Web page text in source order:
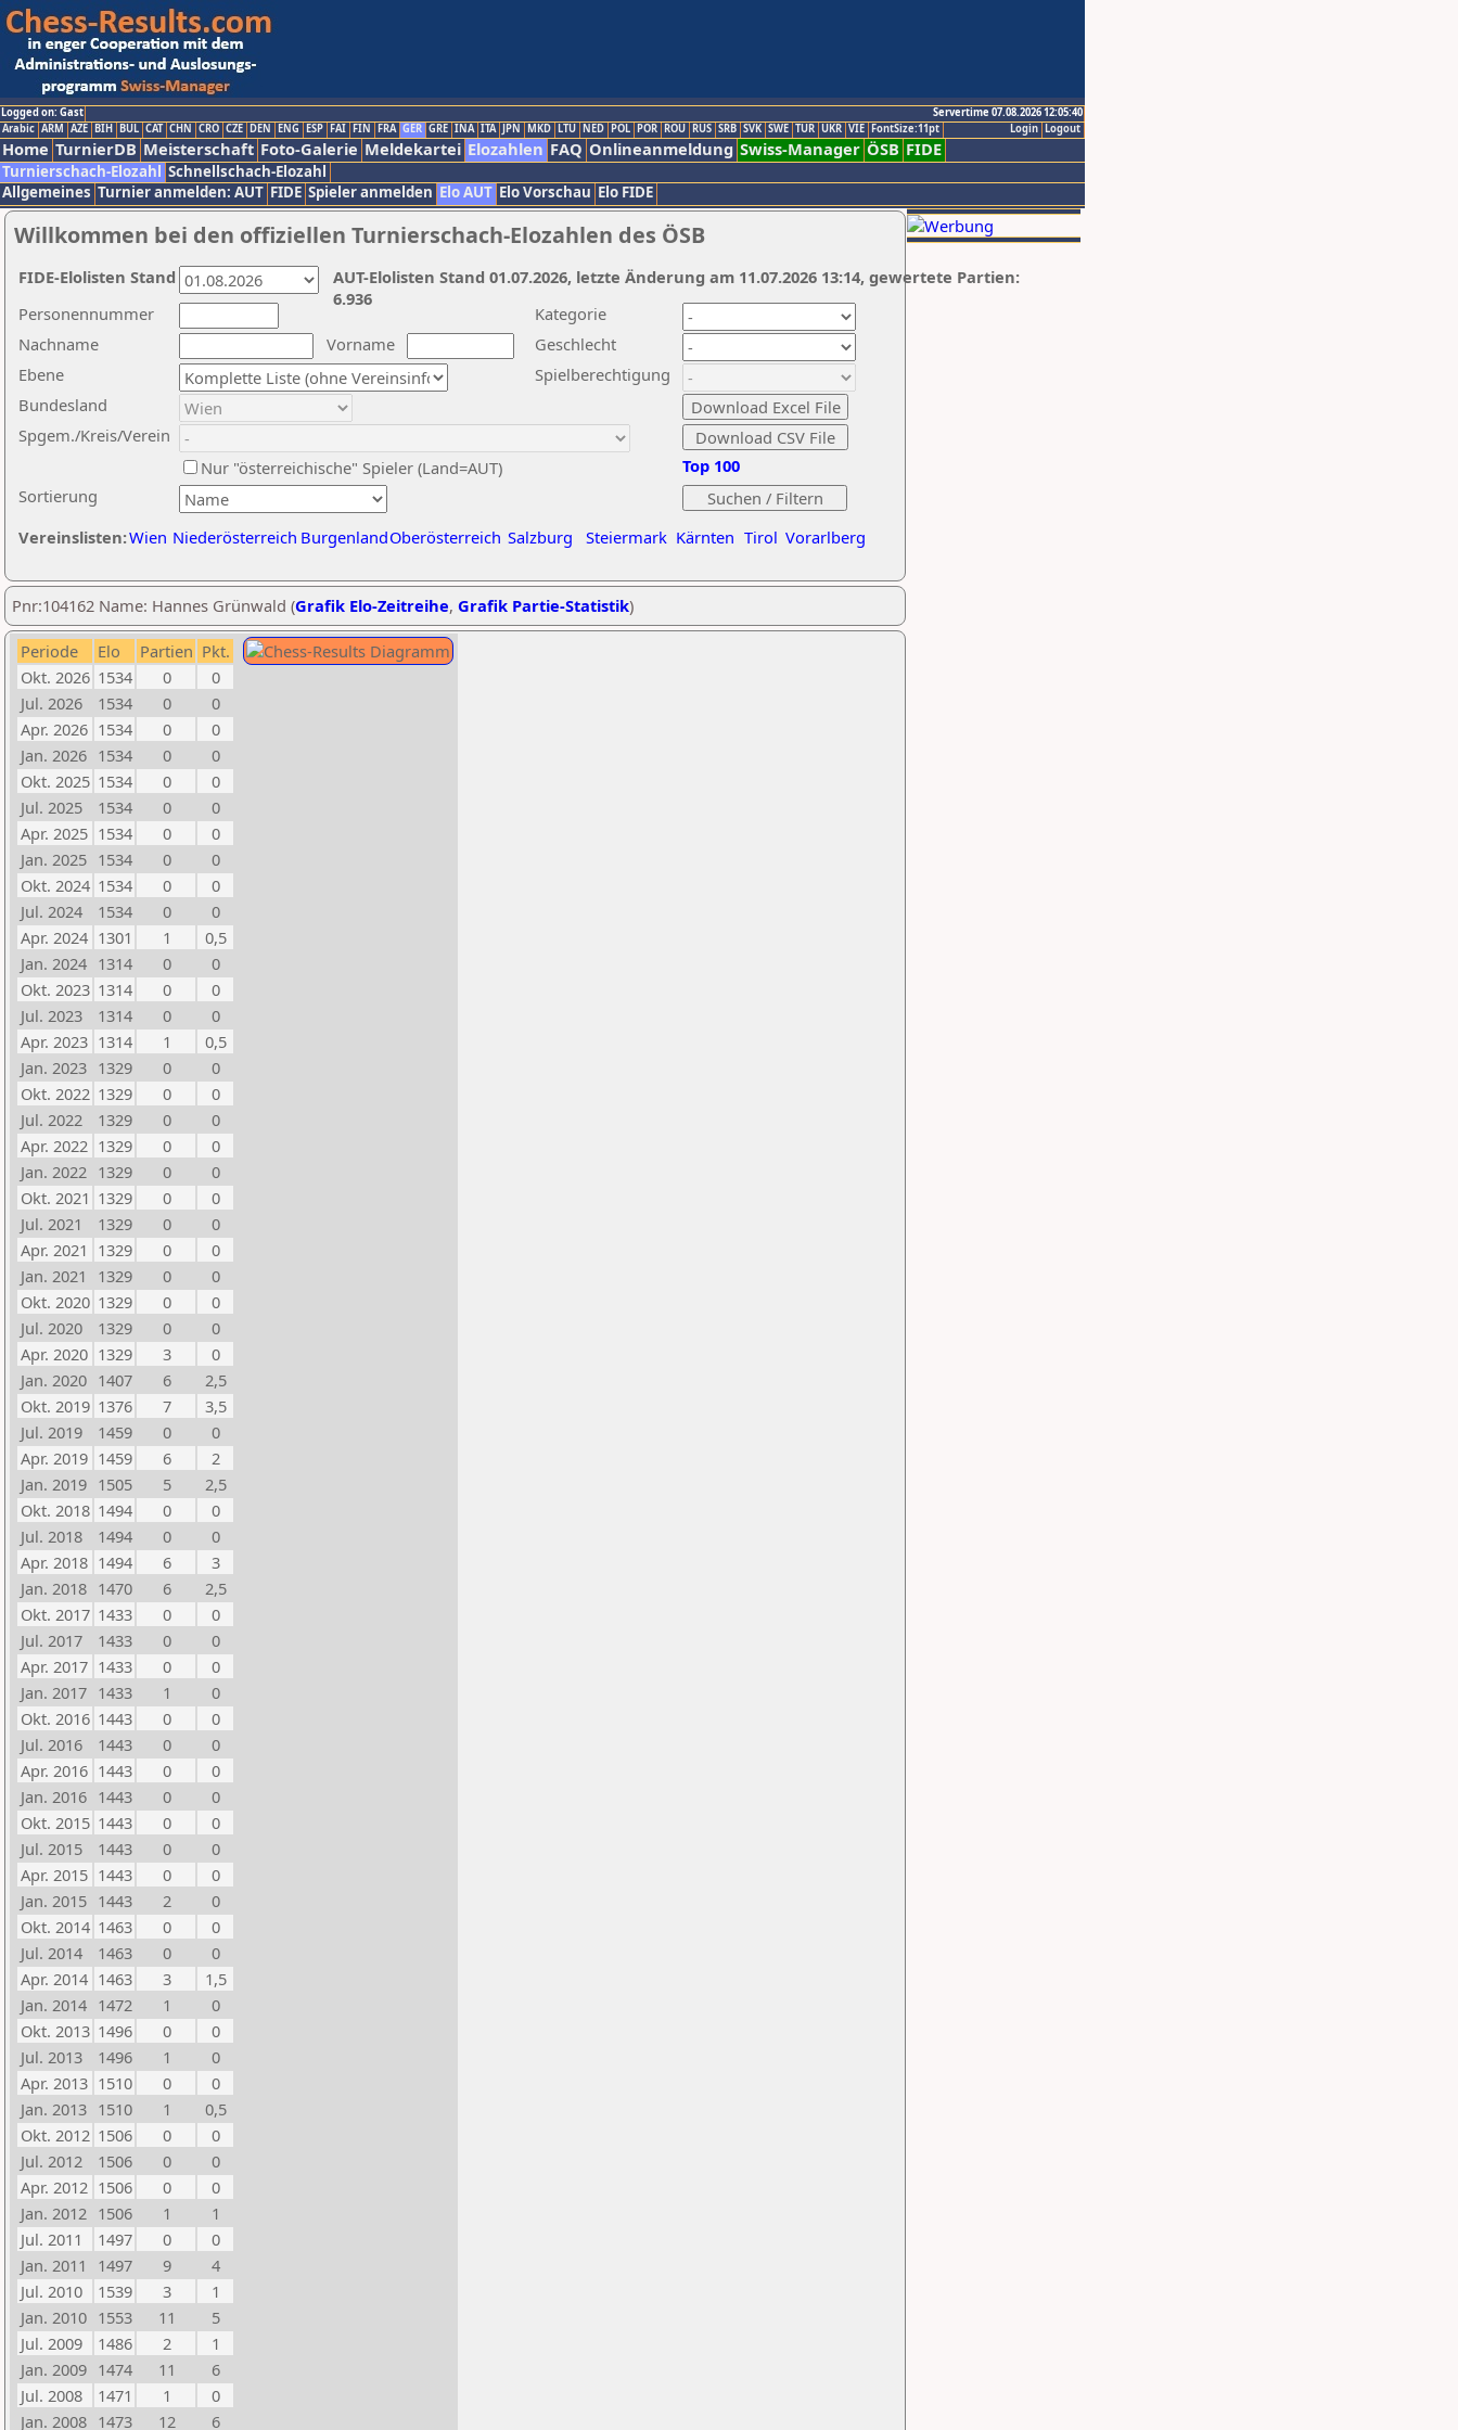
Logged on: Gast
Servertime 07.08.2026 12:05:40
Logout
Login
Arabic ARM AZE BIH BUL CAT CHN CRO CZE DEN ENG ESP FAI FIN FRA GER GRE INA ITA JPN MKD LTU NED POL POR ROU RUS SRB SVK SWE TUR UKR VIE FontSize:11pt
Home TurnierDB Meisterschaft Foto-Galerie Meldekartei Elozahlen FAQ Onlineanmeldung Swiss-Manager ÖSB FIDE
Turnierschach-Elozahl Schnellschach-Elozahl
Allgemeines Turnier anmelden: AUT FIDE Spieler anmelden Elo AUT Elo Vorschau Elo FIDE
Willkommen bei den offiziellen Turnierschach-Elozahlen des ÖSB
Nachname
Vorname
Ebene
Kategorie
Sortierung
Personennummer
Bundesland
Spgem./Kreis/Verein
Geschlecht
Nur "österreichische" Spieler (Land=AUT)
Spielberechtigung
Vereinslisten:Wien Niederösterreich BurgenlandOberösterreich Salzburg Steiermark Kärnten Tirol Vorarlberg
Top 100
AUT-Elolisten Stand 01.07.2026, letzte Änderung am 11.07.2026 13:14, gewertete Partien:
6.936
FIDE-Elolisten Stand
Pnr:104162 Name: Hannes Grünwald (Grafik Elo-Zeitreihe, Grafik Partie-Statistik)
Periode Elo Partien Pkt.
Okt. 2026 1534 0
0
Jul. 2026
1534 0
0
Apr. 2026 1534 0
0
Jan. 2026 1534 0
0
Okt. 2025 1534 0
0
Jul. 2025
1534 0
0
Apr. 2025 1534 0
0
Jan. 2025 1534 0
0
Okt. 2024 1534 0
0
Jul. 2024
1534 0
0
Apr. 2024 1301 1
0,5
Jan. 2024 1314 0
0
Okt. 2023 1314 0
0
Jul. 2023
1314 0
0
Apr. 2023 1314 1
0,5
Jan. 2023 1329 0
0
Okt. 2022 1329 0
0
Jul. 2022
1329 0
0
Apr. 2022 1329 0
0
Jan. 2022 1329 0
0
Okt. 2021 1329 0
0
Jul. 2021
1329 0
0
Apr. 2021 1329 0
0
Jan. 2021
1329 0
0
Okt. 2020 1329 0
0
Jul. 2020
1329 0
0
Apr. 2020 1329 3
0
Jan. 2020 1407 6
2,5
Okt. 2019 1376 7
3,5
Jul. 2019
1459 0
0
Apr. 2019 1459 6
2
Jan. 2019 1505 5
2,5
Okt. 2018 1494 0
0
Jul. 2018
1494 0
0
Apr. 2018 1494 6
3
Jan. 2018 1470 6
2,5
Okt. 2017 1433 0
0
Jul. 2017
1433 0
0
Apr. 2017 1433 0
0
Jan. 2017 1433 1
0
Okt. 2016 1443 0
0
Jul. 2016
1443 0
0
Apr. 2016 1443 0
0
Jan. 2016 1443 0
0
Okt. 2015 1443 0
0
Jul. 2015
1443 0
0
Apr. 2015 1443 0
0
Jan. 2015 1443 2
0
Okt. 2014 1463 0
0
Jul. 2014
1463 0
0
Apr. 2014 1463 3
1,5
Jan. 2014 1472 1
0
Okt. 2013 1496 0
0
Jul. 2013
1496 1
0
Apr. 2013 1510 0
0
Jan. 2013 1510 1
0,5
Okt. 2012 1506 0
0
Jul. 2012
1506 0
0
Apr. 2012 1506 0
0
Jan. 2012 1506 1
1
Jul. 2011
1497 0
0
Jan. 2011
1497 9
4
Jul. 2010
1539 3
1
Jan. 2010 1553 11
5
Jul. 2009
1486 2
1
Jan. 2009 1474 11
6
Jul. 2008
1471 1
0
Jan. 2008 1473 12 6